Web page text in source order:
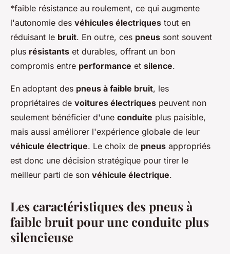
*faible résistance au roulement, ce qui augmente
l'autonomie des véhicules électriques tout en
réduisant le bruit. En outre, ces pneus sont souvent
plus résistants et durables, offrant un bon
compromis entre performance et silence.
En adoptant des pneus à faible bruit, les
propriétaires de voitures électriques peuvent non
seulement bénéficier d'une conduite plus paisible,
mais aussi améliorer l'expérience globale de leur
véhicule électrique. Le choix de pneus appropriés
est donc une décision stratégique pour tirer le
meilleur parti de son véhicule électrique.
Les caractéristiques des pneus à
faible bruit pour une conduite plus
silencieuse